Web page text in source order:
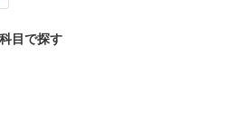
目で探す